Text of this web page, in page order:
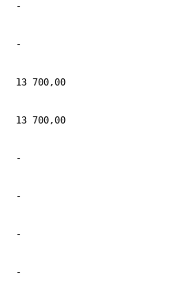
-
-
13 700,00
13 700,00
-
-
-
-